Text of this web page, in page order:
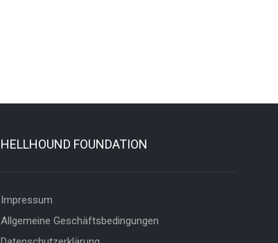
HELLHOUND FOUNDATION
Impressum
Allgemeine Geschäftsbedingungen